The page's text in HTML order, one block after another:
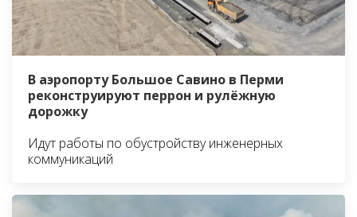
В аэропорту Большое Савино в Перми
реконструируют перрон и рулёжную
дорожку
Идут работы по обустройству инженерных
коммуникаций